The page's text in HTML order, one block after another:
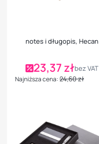
notes i długopis, Hecan
Cena promocyjna
23,37 złbez VAT
Najniższa cena:24,60 zł